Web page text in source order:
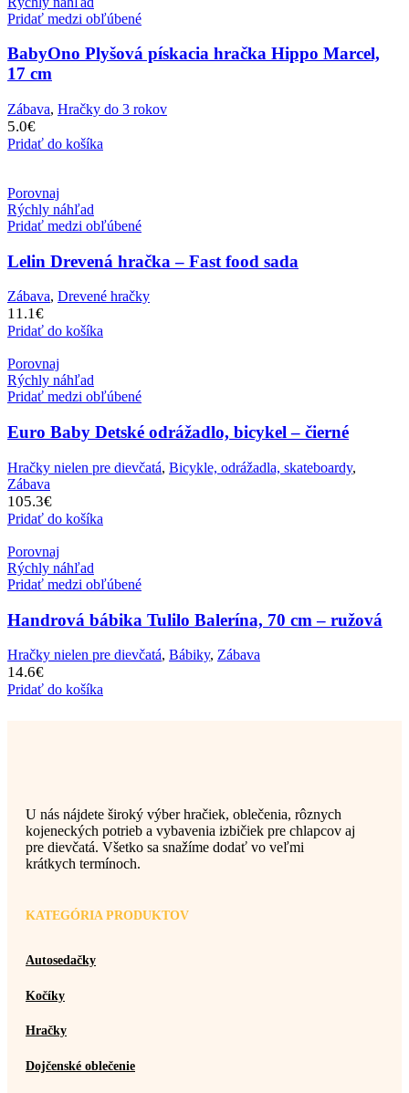
Pridať medzi obľúbené
BabyOno Plyšová pískacia hračka Hippo Marcel,
17 cm
Zábava, Hračky do 3 rokov
5.0€
Pridať do košíka
Porovnaj
Rýchly náhľad
Pridať medzi obľúbené
Lelin Drevená hračka – Fast food sada
Zábava, Drevené hračky
11.1€
Pridať do košíka
Porovnaj
Rýchly náhľad
Pridať medzi obľúbené
Euro Baby Detské odrážadlo, bicykel – čierné
Hračky nielen pre dievčatá, Bicykle, odrážadla, skateboardy,
Zábava
105.3€
Pridať do košíka
Porovnaj
Rýchly náhľad
Pridať medzi obľúbené
Handrová bábika Tulilo Balerína, 70 cm – ružová
Hračky nielen pre dievčatá, Bábiky, Zábava
14.6€
Pridať do košíka
U nás nájdete široký výber hračiek, oblečenia, rôznych
kojeneckých potrieb a vybavenia izbičiek pre chlapcov aj
pre dievčatá. Všetko sa snažíme dodať vo veľmi
krátkych termínoch.
KATEGÓRIA PRODUKTOV
Autosedačky
Kočíky
Hračky
Dojčenské oblečenie